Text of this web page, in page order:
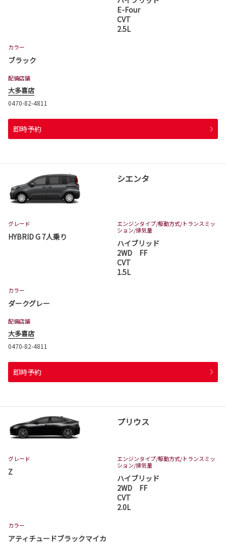
E-Four
CVT
2.5L
カラー
ブラック
配備店舗
大多喜店
0470-82-4811
即時予約
シエンタ
グレード
HYBRID G 7人乗り
エンジンタイプ/駆動方式/トランスミッ
ション/排気量
ハイブリッド
2WD FF
CVT
1.5L
カラー
ダークグレー
配備店舗
大多喜店
0470-82-4811
即時予約
プリウス
グレード
Z
エンジンタイプ/駆動方式/トランスミッ
ション/排気量
ハイブリッド
2WD FF
CVT
2.0L
カラー
アティチュードブラックマイカ